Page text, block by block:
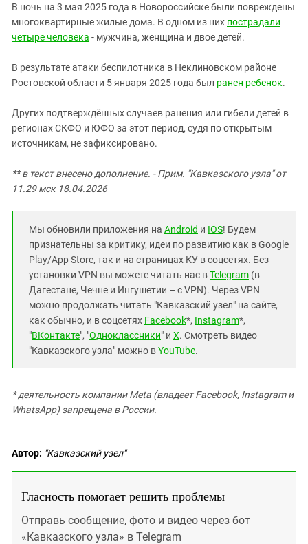
В ночь на 3 мая 2025 года в Новороссийске были повреждены
многоквартирные жилые дома. В одном из них пострадали
четыре человека - мужчина, женщина и двое детей.
В результате атаки беспилотника в Неклиновском районе
Ростовской области 5 января 2025 года был ранен ребенок.
Других подтверждённых случаев ранения или гибели детей в
регионах СКФО и ЮФО за этот период, судя по открытым
источникам, не зафиксировано.
** в текст внесено дополнение. - Прим. "Кавказского узла" от
11.29 мск 18.04.2026
Мы обновили приложения на Android и IOS! Будем
признательны за критику, идеи по развитию как в Google
Play/App Store, так и на страницах КУ в соцсетях. Без
установки VPN вы можете читать нас вTelegram (в
Дагестане, Чечне и Ингушетии – с VPN). Через VPN
можно продолжать читать "Кавказский узел" на сайте,
как обычно, и в соцсетях Facebook*, Instagram*,
"ВКонтакте", "Одноклассники" и X. Смотреть видео
"Кавказского узла" можно вYouTube.
* деятельность компании Meta (владеет Facebook, Instagram и
WhatsApp) запрещена в России.
Автор: "Кавказский узел"
Гласность помогает решить проблемы
Отправь сообщение, фото и видео через бот
«Кавказского узла» в Telegram